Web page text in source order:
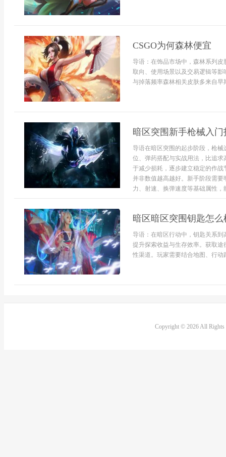
CSGO为何森林便宜
导语：在饰品市场中，森林系列
取向、使用场景以及交易逻辑等
与掉落频率森林相关皮肤多来自早
暗区突围新手枪械入门
导语在暗区突围的起步阶段，枪
位、弹药搭配与实战用法，比追
于减少损耗，逐步建立稳定的作
并非数值越高越好。新手阶段需
力、射速、换弹速度等基础属性，
暗区暗区突围钥匙怎
导语：在暗区行动中，钥匙关系
提升探索收益与生存效率。获取
性渠道。玩家需要结合地图、行
Copyright © 2026 All